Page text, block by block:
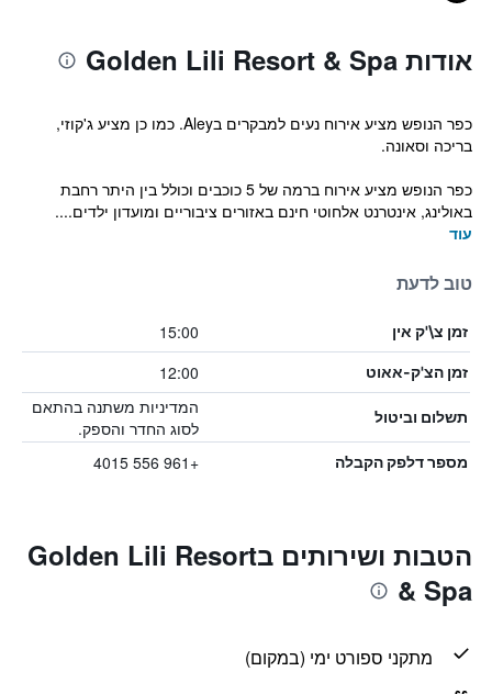
אודות Golden Lili Resort & Spa
כפר הנופש מציע אירוח נעים למבקרים בAley. כמו כן מציע ג'קוזי,
בריכה וסאונה.
כפר הנופש מציע אירוח ברמה של 5 כוכבים וכולל בין היתר רחבת
באולינג, אינטרנט אלחוטי חינם באזורים ציבוריים ומועדון ילדים....
עוד
טוב לדעת
זמן צ\'ק אין 15:00
זמן הצ'ק-אאוט 12:00
תשלום וביטול
המדיניות משתנה בהתאם
לסוג החדר והספק.
מספר דלפק הקבלה +961 556 4015
הטבות ושירותים בGolden Lili Resort
& Spa
מתקני ספורט ימי (במקום)